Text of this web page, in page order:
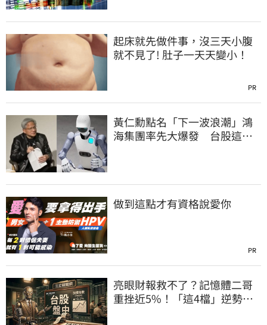
起床就先做件事，沒三天小腹
就不見了! 肚子一天天變小！
PR
黃仁勳點名「下一波浪潮」鴻
海集團率先大爆發 台股這族
做到這點才有資格說愛你
PR
亮眼財報救不了？記憶體二哥
重挫近5%！「這4檔」逆勢上